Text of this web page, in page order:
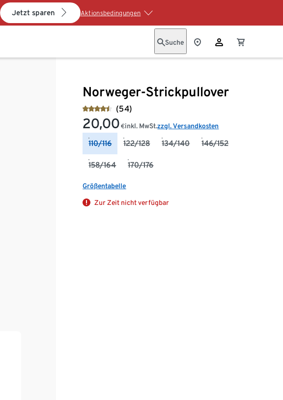
Jetzt sparen Aktionsbedingungen
Suche
Norweger-Strickpullover
(54)
20,00 €inkl. MwSt.zzgl. Versandkosten
110/116 122/128 134/140 146/152
158/164 170/176
Größentabelle
Zur Zeit nicht verfügbar